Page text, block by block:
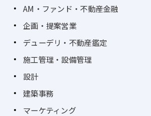
AM・ファンド・不動産金融
企画・提案営業
デューデリ・不動産鑑定
施工管理・設備管理
設計
建築事務
マーケティング